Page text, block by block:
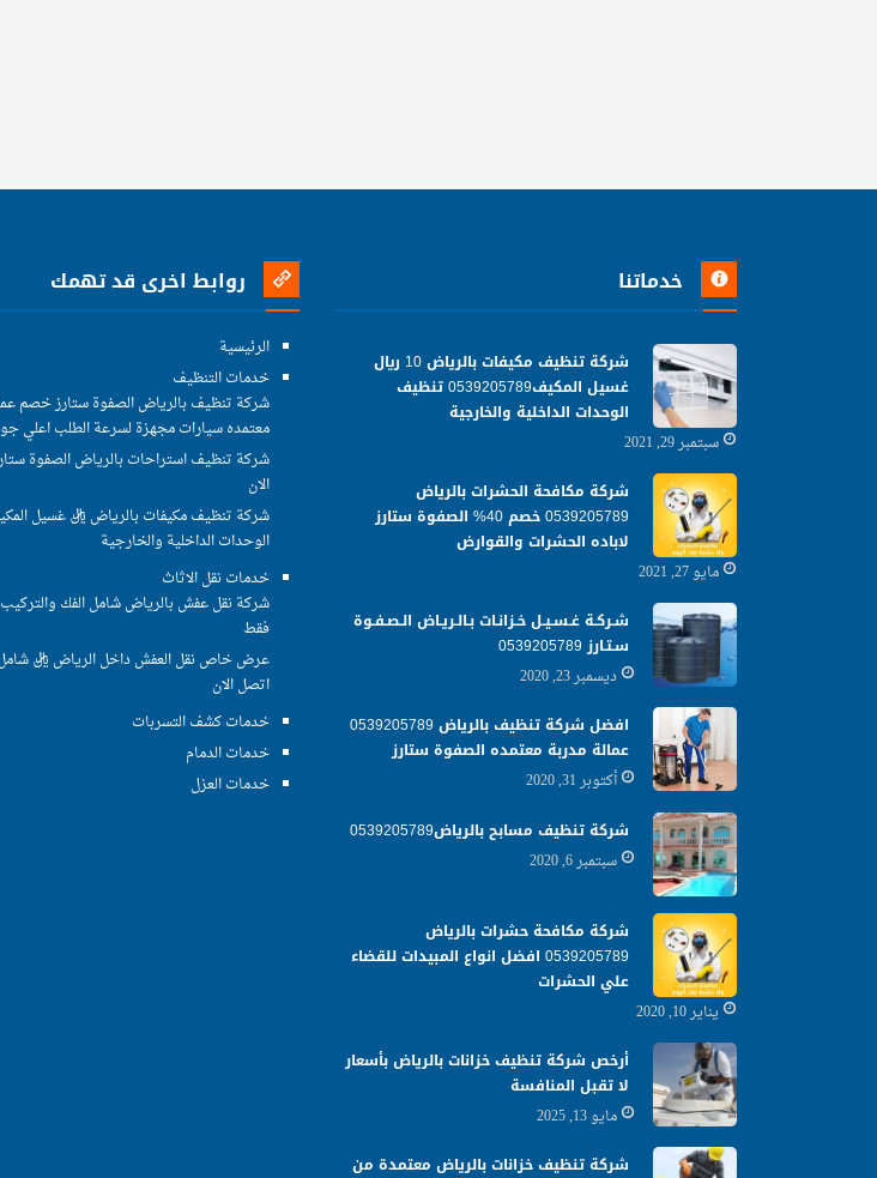
خدماتنا
شركة تنظيف مكيفات بالرياض 10 ريال
غسيل المكيف0539205789 تنظيف
الوحدات الداخلية والخارجية
سبتمبر 29, 2021
شركة مكافحة الحشرات بالرياض
0539205789 خصم 40% الصفوة ستارز
لاباده الحشرات والقوارض
مايو 27, 2021
شـركـة غـسـيـل خـزانـات بـالـريـاض الـصـفـوة
سـتـارز 0539205789
ديسمبر 23, 2020
افضل شركة تنظيف بالرياض 0539205789
عمالة مدربة معتمده الصفوة ستارز
أكتوبر 31, 2020
شركة تنظيف مسابح بالرياض0539205789
سبتمبر 6, 2020
شركة مكافحة حشرات بالرياض
0539205789 افضل انواع المبيدات للقضاء
علي الحشرات
يناير 10, 2020
أرخص شركة تنظيف خزانات بالرياض بأسعار
لا تقبل المنافسة
مايو 13, 2025
شركة تنظيف خزانات بالرياض معتمدة من
روابط اخرى قد تهمك
الرئيسية
خدمات التنظيف
شركة تنظيف بالرياض الصفوة ستارز خصم
معتمده سيارات مجهزة لسرعة الطلب اعلي
شركة تنظيف استراحات بالرياض الصفوة
الان
شركة تنظيف مكيفات بالرياض ريال غسيل
الوحدات الداخلية والخارجية
خدمات نقل الاثاث
شركة نقل عفش بالرياض شامل الفك والتركيب
فقط
عرض خاص نقل العفش داخل الرياض ريال
اتصل الان
خدمات كشف التسربات
خدمات الدمام
خدمات العزل